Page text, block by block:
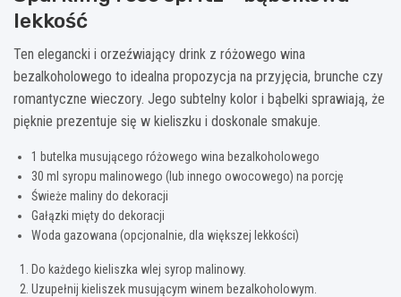
lekkość
Ten elegancki i orzeźwiający drink z różowego wina
bezalkoholowego to idealna propozycja na przyjęcia, brunche czy
romantyczne wieczory. Jego subtelny kolor i bąbelki sprawiają, że
pięknie prezentuje się w kieliszku i doskonale smakuje.
1 butelka musującego różowego wina bezalkoholowego
30 ml syropu malinowego (lub innego owocowego) na porcję
Świeże maliny do dekoracji
Gałązki mięty do dekoracji
Woda gazowana (opcjonalnie, dla większej lekkości)
Do każdego kieliszka wlej syrop malinowy.
Uzupełnij kieliszek musującym winem bezalkoholowym.